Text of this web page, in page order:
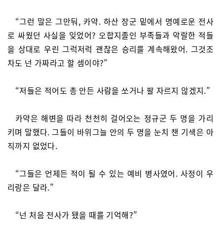
“그런 말은 그만둬, 카약. 하산 장군 밑에서 명예로운 전사
로 싸웠던 사실을 잊었어? 오합지졸인 부족들과 악랄한 적들
을 상대로 우린 그럭저럭 괜찮은 승리를 계속해왔어. 그것조
차도 넌 가짜라고 할 셈이야?”
“저들은 적어도 총 안든 사람을 쏘거나 팔 자르지 않겠지.”
카약은 해변을 따라 천천히 걸어오는 정규군 두 명을 가리
키며 말했다. 그들이 바위그늘 안의 두 명을 눈치 챈 기색은 아
직까지 없었다.
“그들은 언제든 적이 될 수 있는 예비 병사였어. 사정이 우
리랑은 달라.”
“넌 처음 전사가 됐을 때를 기억해?”